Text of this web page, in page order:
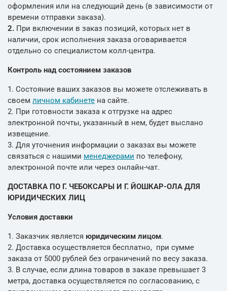
оформления или на следующий день (в зависимости от
времени отправки заказа).
2. При включении в заказ позиций, которых нет в
наличии, срок исполнения заказа оговаривается
отдельно со специалистом колл-центра.
Контроль над состоянием заказов
1. Состояние ваших заказов вы можете отслеживать в
своем личном кабинете на сайте.
2. При готовности заказа к отгрузке на адрес
электронной почты, указанный в нем, будет выслано
извещение.
3. Для уточнения информации о заказах вы можете
связаться с нашими менеджерами по телефону,
электронной почте или через онлайн-чат.
ДОСТАВКА ПО Г. ЧЕБОКСАРЫ И Г. ЙОШКАР-ОЛА ДЛЯ
ЮРИДИЧЕСКИХ ЛИЦ
Условия доставки
1. Заказчик является юридическим лицом.
2. Доставка осуществляется бесплатно, при сумме
заказа от 5000 рублей без ограничений по весу заказа.
3. В случае, если длина товаров в заказе превышает 3
метра, доставка осуществляется по согласованию, с